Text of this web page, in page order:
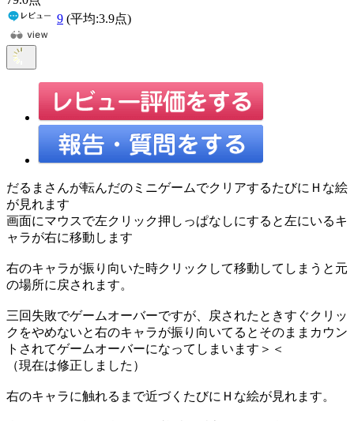
9 (平均:3.9点)
だるまさんが転んだのミニゲームでクリアするたびにＨな絵
が見れます
画面にマウスで左クリック押しっぱなしにすると左にいるキ
ャラが右に移動します
右のキャラが振り向いた時クリックして移動してしまうと元
の場所に戻されます。
三回失敗でゲームオーバーですが、戻されたときすぐクリッ
クをやめないと右のキャラが振り向いてるとそのままカウン
トされてゲームオーバーになってしまいます＞＜
（現在は修正しました）
右のキャラに触れるまで近づくたびにＨな絵が見れます。